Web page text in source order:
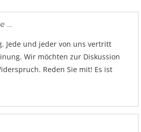
…
Jede und jeder von uns vertritt
Wir möchten zur Diskussion
Reden Sie mit! Es ist